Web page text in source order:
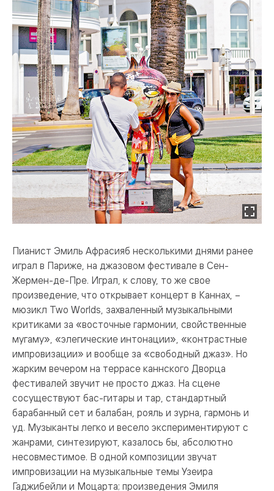
Пианист Эмиль Афрасияб несколькими днями ранее
играл в Париже, на джазовом фестивале в Сен-
Жермен-де-Пре. Играл, к слову, то же свое
произведение, что открывает концерт в Каннах, –
мюзикл Two Worlds, захваленный музыкальными
критиками за «восточные гармонии, свойственные
мугаму», «элегические интонации», «контрастные
импровизации» и вообще за «свободный джаз». Но
жарким вечером на террасе каннского Дворца
фестивалей звучит не просто джаз. На сцене
сосуществуют бас-гитары и тар, стандартный
барабанный сет и балабан, рояль и зурна, гармонь и
уд. Музыканты легко и весело экспериментируют с
жанрами, синтезируют, казалось бы, абсолютно
несовместимое. В одной композиции звучат
импровизации на музыкальные темы Узеира
Гаджибейли и Моцарта; произведения Эмиля